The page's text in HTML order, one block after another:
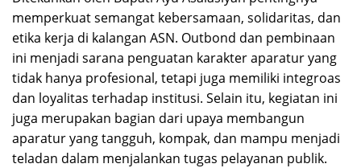
memperkuat semangat kebersamaan, solidaritas, dan
etika kerja di kalangan ASN. Outbond dan pembinaan
ini menjadi sarana penguatan karakter aparatur yang
tidak hanya profesional, tetapi juga memiliki integroas
dan loyalitas terhadap institusi. Selain itu, kegiatan ini
juga merupakan bagian dari upaya membangun
aparatur yang tangguh, kompak, dan mampu menjadi
teladan dalam menjalankan tugas pelayanan publik.